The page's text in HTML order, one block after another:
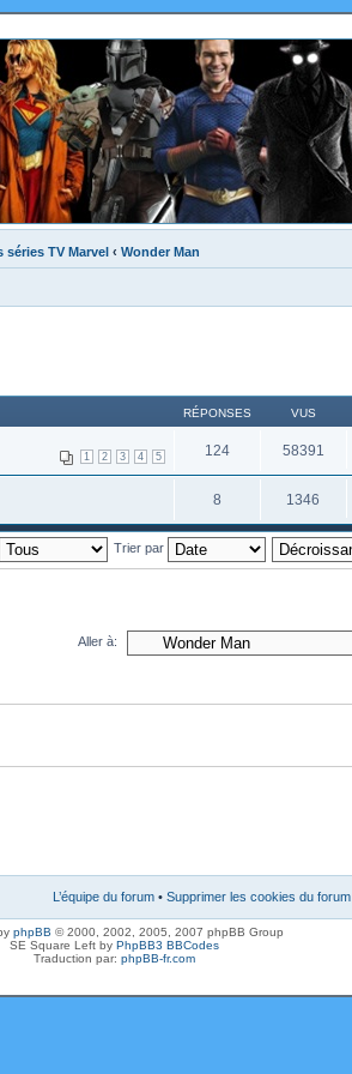
séries TV Marvel ‹ Wonder Man
RÉPONSES VUS
1 2 3 4 5 124 58391
8 1346
Trier par
Aller à:
L’équipe du forum • Supprimer les cookies du forum
phpBB © 2000, 2002, 2005, 2007 phpBB Group
SE Square Left by PhpBB3 BBCodes
Traduction par: phpBB-fr.com